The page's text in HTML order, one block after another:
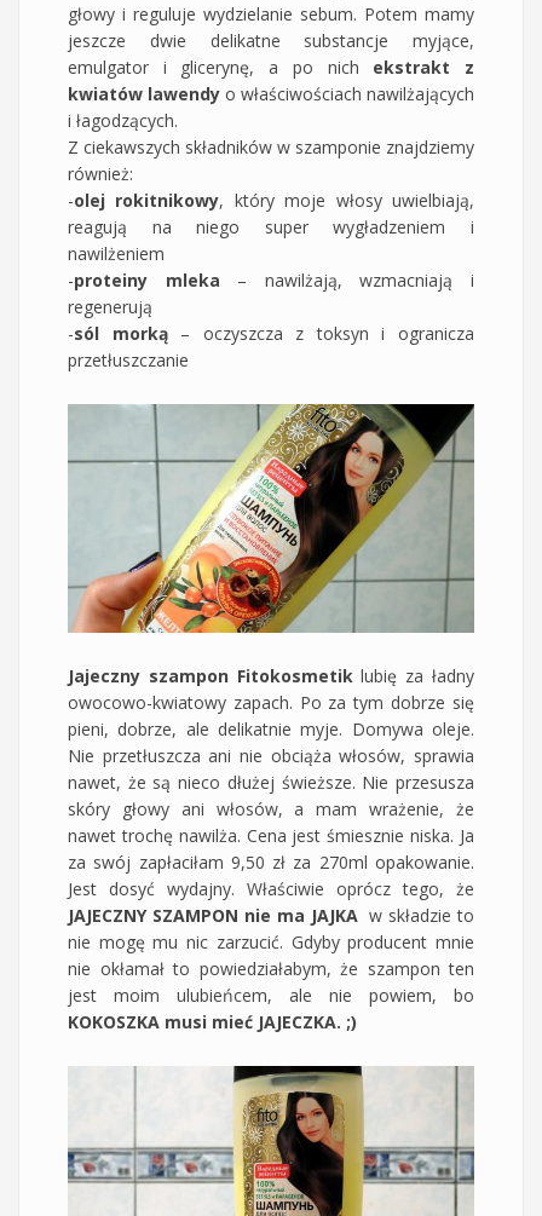
głowy i reguluje wydzielanie sebum. Potem mamy
jeszcze dwie delikatne substancje myjące,
emulgator i glicerynę, a po nich ekstrakt z
kwiatów lawendy o właściwościach nawilżających
i łagodzących.
Z ciekawszych składników w szamponie znajdziemy
również:
-olej rokitnikowy, który moje włosy uwielbiają,
reagują na niego super wygładzeniem i
nawilżeniem
-proteiny mleka – nawilżają, wzmacniają i
regenerują
-sól morką – oczyszcza z toksyn i ogranicza
przetłuszczanie
Jajeczny szampon Fitokosmetiklubię za ładny
owocowo-kwiatowy zapach. Po za tym dobrze się
pieni, dobrze, ale delikatnie myje. Domywa oleje.
Nie przetłuszcza ani nie obciąża włosów, sprawia
nawet, że są nieco dłużej świeższe. Nie przesusza
skóry głowy ani włosów, a mam wrażenie, że
nawet trochę nawilża. Cena jest śmiesznie niska. Ja
za swój zapłaciłam 9,50 zł za 270ml opakowanie.
Jest dosyć wydajny. Właściwie oprócz tego, że
JAJECZNY SZAMPON nie ma JAJKA w składzie to
nie mogę mu nic zarzucić. Gdyby producent mnie
nie okłamał to powiedziałabym, że szampon ten
jest moim ulubieńcem, ale nie powiem, bo
KOKOSZKA musi mieć JAJECZKA. ;)